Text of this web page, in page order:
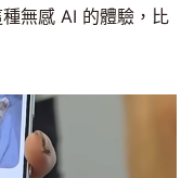
無感 AI 的體驗，比